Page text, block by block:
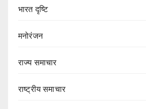
भारत दृष्टि
मनोरंजन
राज्य समाचार
राष्ट्रीय समाचार